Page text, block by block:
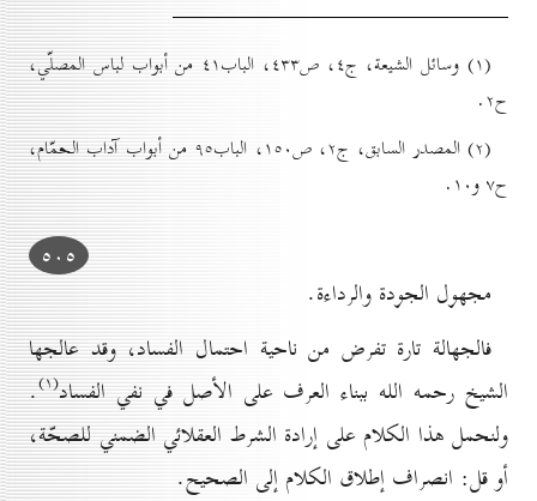
(۱) وسائل الشيعة، ج٤، ص٤۳۳، الباب٤۱ من أبواب لباس المصلّي،
ح۲.
(۲) المصدر السابق، ج۲، ص۱٥٠، الباب۹٥ من أبواب آداب الحمّام،
ح۷ و۱٠.
٥٠٥
مجهول الجودة والرداءة.
فالجهالة تارة تفرض من ناحية احتمال الفساد، وقد عالجها
الشيخ رحمه الله ببناء العرف على الأصل في نفي الفساد(۱) .
ولنحمل هذا الكلام على إرادة الشرط العقلائي الضمني للصحّة،
أو قل: انصراف إطلاق الكلام إلى الصحيح.